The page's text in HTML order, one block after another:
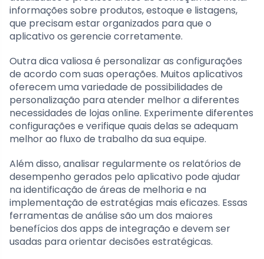
informações sobre produtos, estoque e listagens,
que precisam estar organizados para que o
aplicativo os gerencie corretamente.
Outra dica valiosa é personalizar as configurações
de acordo com suas operações. Muitos aplicativos
oferecem uma variedade de possibilidades de
personalização para atender melhor a diferentes
necessidades de lojas online. Experimente diferentes
configurações e verifique quais delas se adequam
melhor ao fluxo de trabalho da sua equipe.
Além disso, analisar regularmente os relatórios de
desempenho gerados pelo aplicativo pode ajudar
na identificação de áreas de melhoria e na
implementação de estratégias mais eficazes. Essas
ferramentas de análise são um dos maiores
benefícios dos apps de integração e devem ser
usadas para orientar decisões estratégicas.